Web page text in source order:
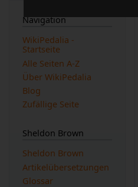
Navigation
WikiPedalia -
Startseite
Alle Seiten A-Z
Über WikiPedalia
Blog
Zufällige Seite
Sheldon Brown
Sheldon Brown
Artikelübersetzungen
Glossar